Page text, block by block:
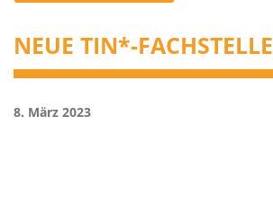
NEUE TIN*-FACHSTELLE
8. März 2023